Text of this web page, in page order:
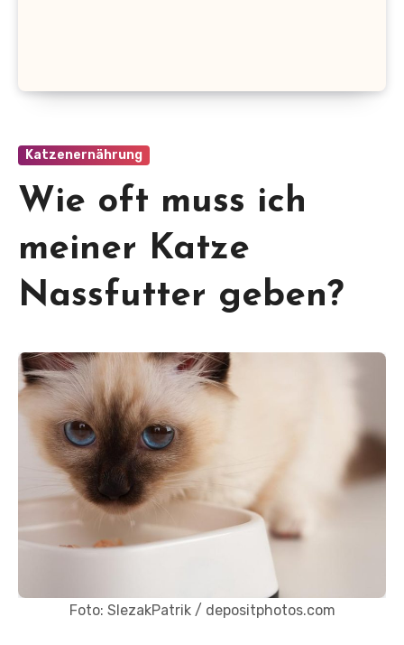
Katzenernährung
Wie oft muss ich
meiner Katze
Nassfutter geben?
Foto: SlezakPatrik / depositphotos.com